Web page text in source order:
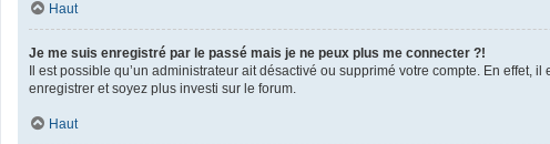
Haut
Je me suis enregistré par le passé mais je ne peux plus me connecter ?!
Il est possible qu’un administrateur ait désactivé ou supprimé votre compte. En
enregistrer et soyez plus investi sur le forum.
Haut